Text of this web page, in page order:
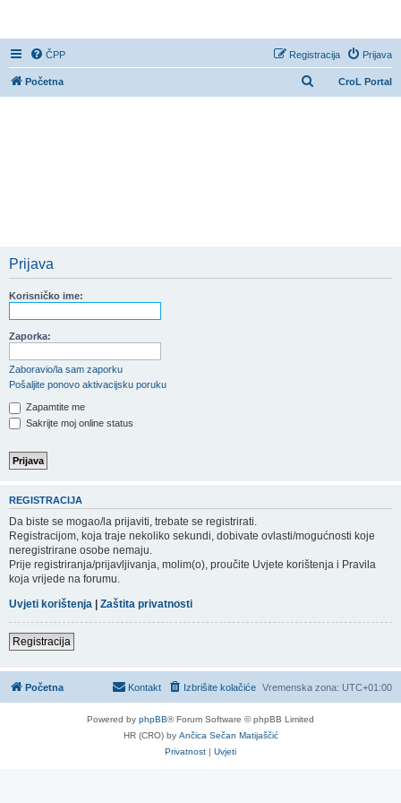
ČPP Prijava
Registracija
CroL Portal
Početna
Prijava
Korisničko ime:
Zaporka:
Zaboravio/la sam zaporku
Pošaljite ponovo aktivacijsku poruku
Zapamtite me
Sakrijte moj online status
REGISTRACIJA
Da biste se mogao/la prijaviti, trebate se registrirati.
Registracijom, koja traje nekoliko sekundi, dobivate ovlasti/mogućnosti koje
neregistrirane osobe nemaju.
Prije registriranja/prijavljivanja, molim(o), proučite Uvjete korištenja i Pravila
koja vrijede na forumu.
Uvjeti korištenja | Zaštita privatnosti
Registracija
Početna Vremenska zona: UTC+01:00
Izbrišite kolačiće
Kontakt
Powered by phpBB® Forum Software © phpBB Limited
HR (CRO) by Ančica Sečan Matijaščić
Privatnost | Uvjeti